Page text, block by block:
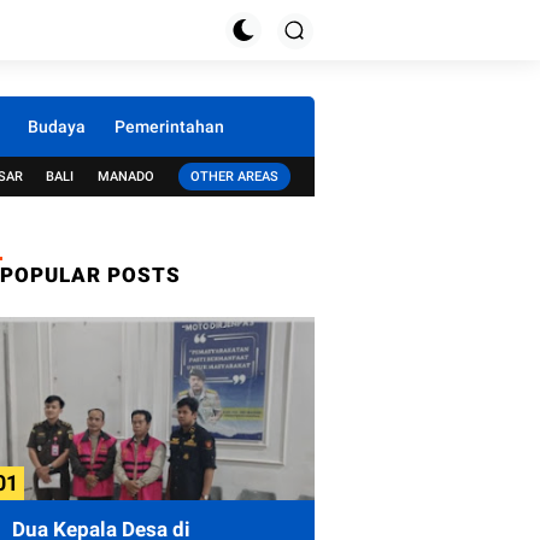
Budaya Pemerintahan
BALI MANADO OTHER AREAS
POPULAR POSTS
Dua Kepala Desa di